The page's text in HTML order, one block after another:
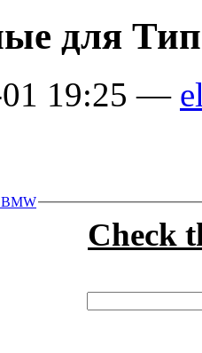
для
01 19:25 —
BMW
Check